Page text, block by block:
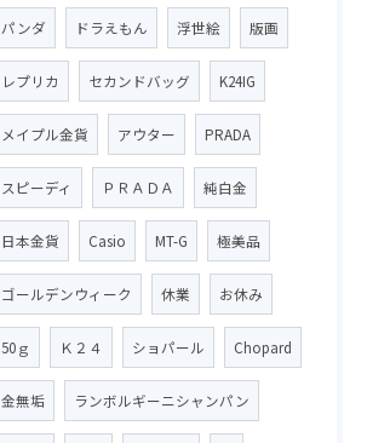
パンダ ドラえもん 浮世絵 版画
レプリカ セカンドバッグ K24IG
メイプル金貨 アウター PRADA
スピーディ ＰＲＡＤＡ 純白金
日本金貨 Casio MT-G 極美品
ゴールデンウィーク 休業 お休み
50ｇ Ｋ２４ ショパール Chopard
金無垢 ランボルギーニシャンパン